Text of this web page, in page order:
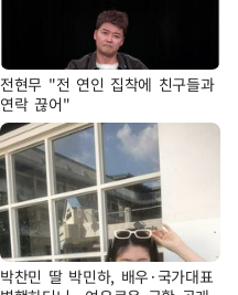
전현무 "전 연인 집착에 친구들과
연락 끊어"
박찬민 딸 박민하, 배우·국가대표